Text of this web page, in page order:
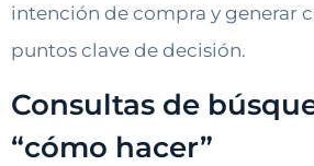
intención de compra y generar
puntos clave de decisión.
Consultas de
“cómo hacer”